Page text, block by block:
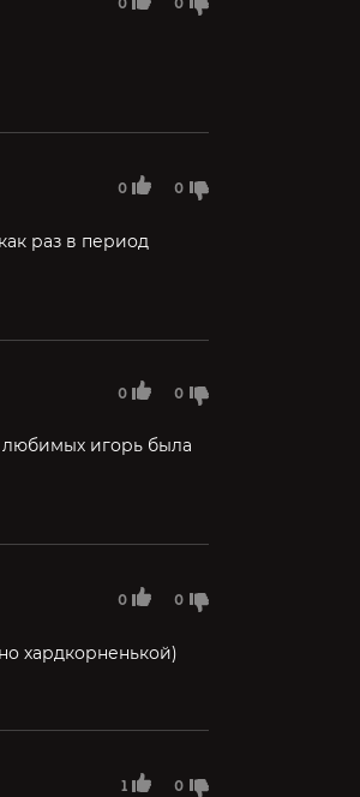
0 0
раз в период
0 0
любимых игорь была
0 0
хардкорненькой)
1 0